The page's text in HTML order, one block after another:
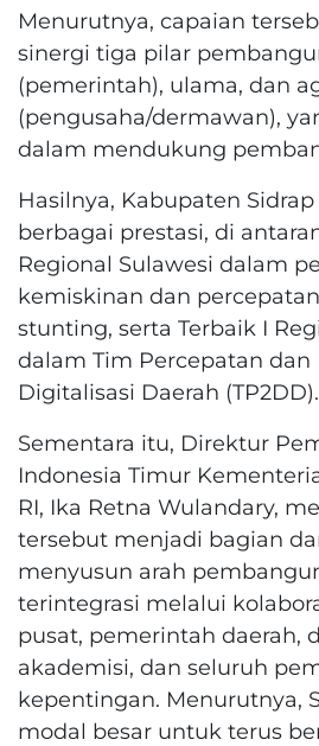
Menurutnya, capaian
sinergi tiga pilar
(pemerintah), ulama, dan
(pengusaha/dermawan),
dalam mendukung
Hasilnya, Kabupaten
berbagai prestasi, di
Regional Sulawesi dalam
kemiskinan dan
stunting, serta Terbaik I
dalam Tim Percepatan dan
Digitalisasi Daerah (TP2DD).
Sementara itu, Direktur
Indonesia Timur
RI, Ika Retna Wulandary,
tersebut menjadi bagian
menyusun arah
terintegrasi melalui
pusat, pemerintah daerah,
akademisi, dan seluruh
kepentingan. Menurutnya,
modal besar untuk terus